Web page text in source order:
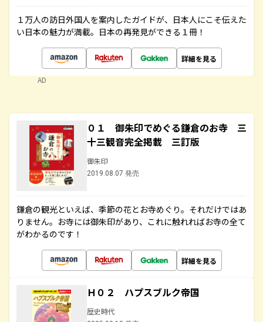
１万人の訪日外国人を案内したガイドが、日本人にこそ伝えた
い日本の魅力が満載。日本の再発見ができる１冊！
詳細を見る
AD
０１ 御朱印でめぐる鎌倉のお寺 三
十三観音完全掲載 三訂版
御朱印
2019.08.07 発売
鎌倉の観光といえば、季節の花とお寺めぐり。それだけではあ
りません。お寺には御朱印があり、これに触れればお寺の全て
がわかるのです！
詳細を見る
Ｈ０２ ハプスブルク帝国
歴史時代